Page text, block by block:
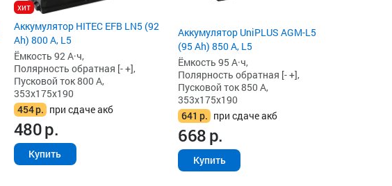
хит
Аккумулятор HITEC EFB LN5 (92
Ah) 800 А, L5
Ёмкость 92 А·ч,
Полярность обратная [- +],
Пусковой ток 800 А,
353x175x190
454р. при сдаче акб
480р.
Купить
Аккумулятор UniPLUS AGM-L5
(95 Ah) 850 А, L5
Ёмкость 95 А·ч,
Полярность обратная [- +],
Пусковой ток 850 А,
353x175x190
641 р. при сдаче акб
668р.
Купить